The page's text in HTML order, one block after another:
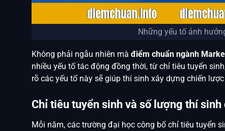
Những yếu tố ảnh
Không phải ngẫu nhiên mà điểm chuẩn ngành
nhiều yếu tố tác động đồng thời, từ chỉ tiêu tuyển
rõ các yếu tố này sẽ giúp thí sinh xây dựng chiến
Chỉ tiêu tuyển sinh và số lượng thí
Mỗi năm, các trường đại học công bố chỉ tiêu tuyển